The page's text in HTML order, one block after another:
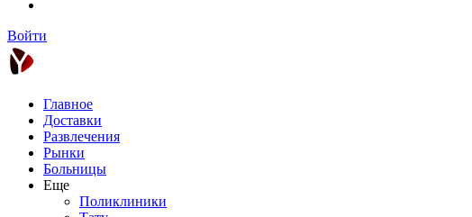
Войти
Главное
Доставки
Развлечения
Рынки
Больницы
Еще
Поликлиники